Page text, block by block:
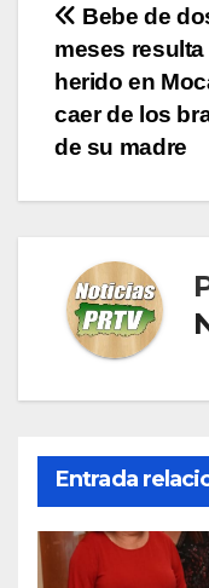
de
Bebe de
meses resulta
herido en
caer de los
de su madre
Entrada